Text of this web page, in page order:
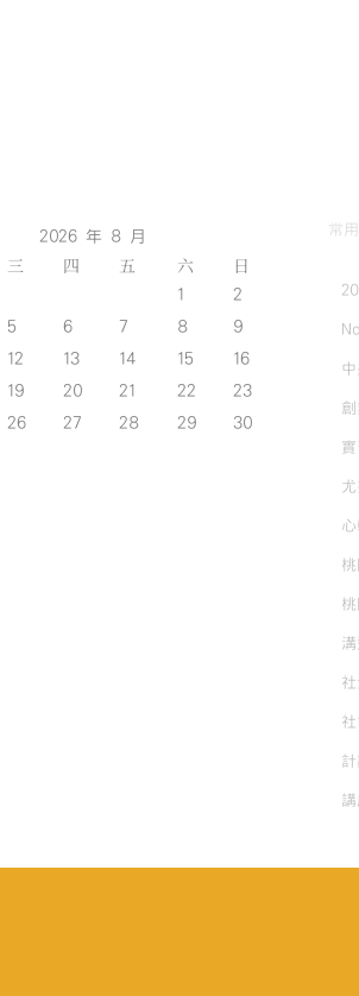
2026 年 8 月
三 四 五 六 日
1
2
5 6 7 8
9
12 13 14 15
16
19 20 21 22
23
26 27 28 29
30
常
實
溝
講